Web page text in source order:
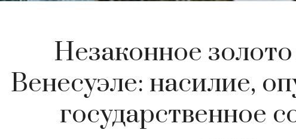
Незаконное
Венесуэле: насилие,
государственное